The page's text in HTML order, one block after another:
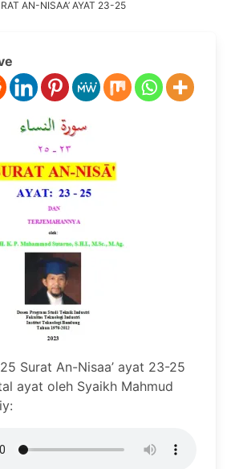
AN-NISAA’ AYAT 23-25
Surat An-Nisaa’ ayat 23-25
ayat oleh Syaikh Mahmud